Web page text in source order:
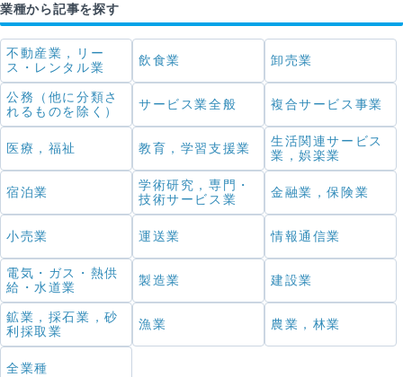
業種から記事を探す
不動産業，リー
ス・レンタル業
飲食業 卸売業
公務（他に分類さ
れるものを除く）
サービス業全般 複合サービス事業
医療，福祉 教育，学習支援業
生活関連サービス
業，娯楽業
宿泊業
学術研究，専門・
技術サービス業
金融業，保険業
小売業 運送業 情報通信業
電気・ガス・熱供
給・水道業
製造業 建設業
鉱業，採石業，砂
利採取業
漁業 農業，林業
全業種